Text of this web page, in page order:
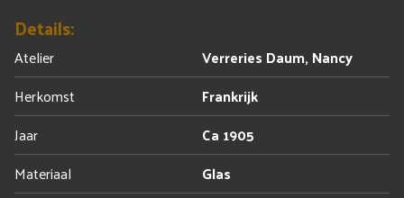
Details:
Atelier
Verreries Daum, Nancy
Herkomst
Frankrijk
Jaar
Ca 1905
Materiaal
Glas